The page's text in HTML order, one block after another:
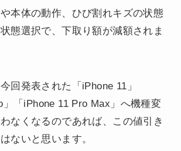
本体の動作、ひび割れキズの状態
態選択で、下取り額が減額されま
回発表された「iPhone 11」
」「iPhone 11 Pro Max」へ機種変
なくなるのであれば、この値引き
ないと思います。